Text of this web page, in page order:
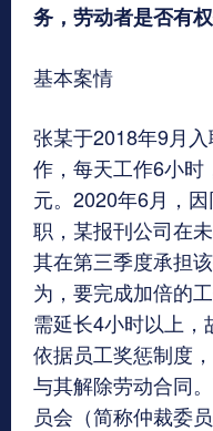
务，劳动者是否有
基本案情
张某于2018年9月
作，每天工作6小
元。2020年6月，
职，某报刊公司在
其在第三季度承担
为，要完成加倍的
需延长4小时以上，
依据员工奖惩制度
与其解除劳动合同
员会（简称仲裁委